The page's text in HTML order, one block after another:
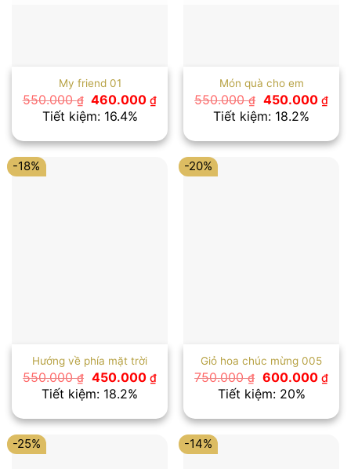
My friend 01
550.000₫ Giá
gốc
là:
460.000₫Giá
là:
460.000 ₫.
Tiết kiệm: 16.4%
Món quà cho em
550.000₫ Giá
gốc
là:
450.000 ₫Giá
hiện
là:
Tiết kiệm: 18.2%
-18%
Hướng về phía mặt trời
550.000₫ Giá
gốc
là:
450.000 ₫Giá
hiện
là:
450.000 ₫.
Tiết kiệm: 18.2%
-20%
Giỏ hoa chúc mừng 005
750.000₫ Giá
gốc
là:
600.000 ₫Giá
hiện
là:
Tiết kiệm: 20%
-25% -14%